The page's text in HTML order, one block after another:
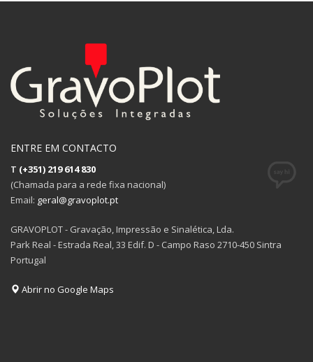
ENTRE EM CONTACTO
T (+351) 219 614 830
(Chamada para a rede fixa nacional)
Email: geral@gravoplot.pt
GRAVOPLOT - Gravação, Impressão e Sinalética, Lda.
Park Real - Estrada Real, 33 Edif. D - Campo Raso 2710-450 Sintra
Portugal
Abrir no Google Maps